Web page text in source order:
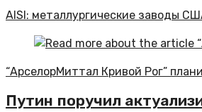
AISI: металлургические заводы
“АрселорМиттал Кривой Рог”
Путин поручил